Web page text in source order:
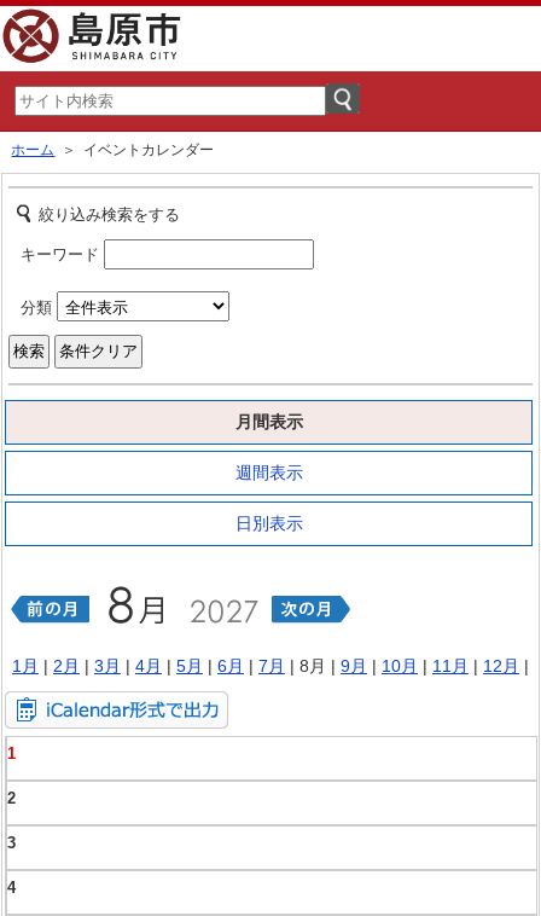
ホーム ＞ イベントカレンダー
絞り込み検索をする
キーワード
分類
月間表示
週間表示
日別表示
1月 | 2月 | 3月 | 4月 | 5月 | 6月 | 7月 | 8月 | 9月 | 10月 | 11月 | 12月 |
1
2
3
4